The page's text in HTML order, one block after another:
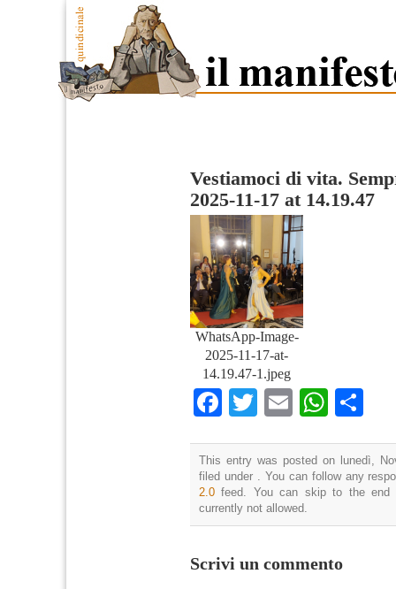
Vestiamoci di vita.
2025-11-17 at 14.19.47
WhatsApp-Image-
2025-11-17-at-
14.19.47-1.jpeg
Facebook
TwitterEmail
This entry was posted on lunedì,
filed under . You can follow any
2.0 feed. You can skip to the end
currently not allowed.
Scrivi un commento